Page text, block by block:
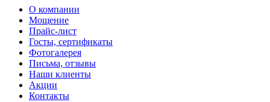
О компании
Мощение
Прайс-лист
Госты, сертификаты
Фотогалерея
Письма, отзывы
Наши клиенты
Акции
Контакты